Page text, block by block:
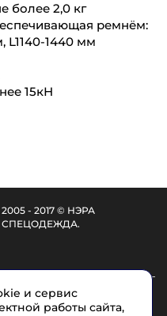
более 2,0 кг
ремнём:
L1140-1440 мм
15кН
2005 - 2017 © НЭРА
СПЕЦОДЕЖДА.
Доставка
и сервис
работы сайта,